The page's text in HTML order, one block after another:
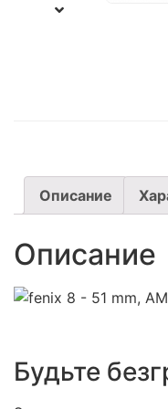
Описание
Описание
Будьте